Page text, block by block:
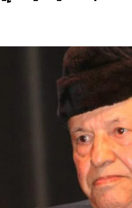
صحة و تغذية
مراكش تحتضن مؤتمرا علميا
على أمراض البروستات